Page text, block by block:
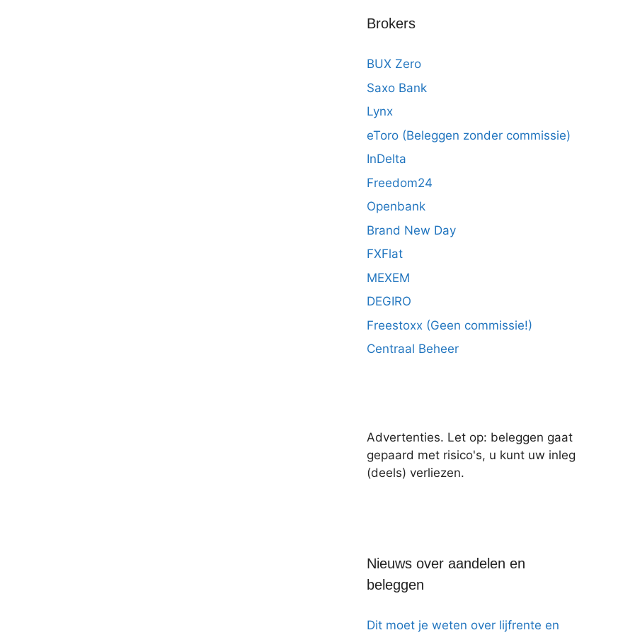
Brokers
BUX Zero
Saxo Bank
Lynx
eToro (Beleggen zonder commissie)
InDelta
Freedom24
Openbank
Brand New Day
FXFlat
MEXEM
DEGIRO
Freestoxx (Geen commissie!)
Centraal Beheer
Advertenties. Let op: beleggen gaat
gepaard met risico's, u kunt uw inleg
(deels) verliezen.
Nieuws over aandelen en
beleggen
Dit moet je weten over lijfrente en